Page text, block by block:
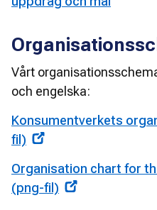
Vårt
och engelska:
Konsumentverkets
fil)
Organisation chart for
(png-fil)